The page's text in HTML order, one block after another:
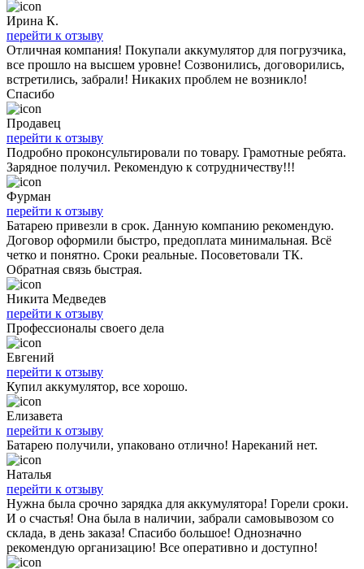
Ирина К.
перейти к отзыву
Отличная компания! Покупали аккумулятор для погрузчика,
все прошло на высшем уровне! Созвонились, договорились,
встретились, забрали! Никаких проблем не возникло!
Спасибо
Продавец
перейти к отзыву
Подробно проконсультировали по товару. Грамотные ребята.
Зарядное получил. Рекомендую к сотрудничеству!!!
Фурман
перейти к отзыву
Батарею привезли в срок. Данную компанию рекомендую.
Договор оформили быстро, предоплата минимальная. Всё
четко и понятно. Сроки реальные. Посоветовали ТК.
Обратная связь быстрая.
Никита Медведев
перейти к отзыву
Профессионалы своего дела
Евгений
перейти к отзыву
Купил аккумулятор, все хорошо.
Елизавета
перейти к отзыву
Батарею получили, упаковано отлично! Нареканий нет.
Наталья
перейти к отзыву
Нужна была срочно зарядка для аккумулятора! Горели сроки.
И о счастья! Она была в наличии, забрали самовывозом со
склада, в день заказа! Спасибо большое! Однозначно
рекомендую организацию! Все оперативно и доступно!